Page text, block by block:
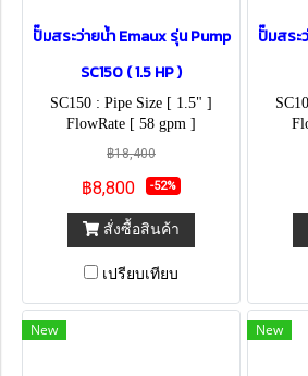
ปั๊มสระว่ายน้ำ Emaux รุ่น Pump
SC150 ( 1.5 HP )
SC150 : Pipe Size [ 1.5" ]
FlowRate [ 58 gpm ]
฿18,400
฿8,800 -52%
สั่งซื้อสินค้า
เปรียบเทียบ
ปั๊มสระ
New New